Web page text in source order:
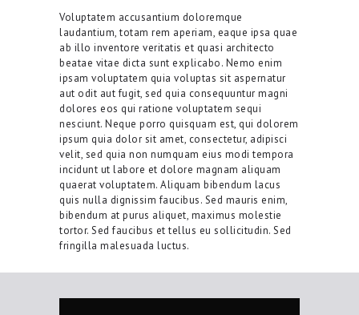
Voluptatem accusantium doloremque
laudantium, totam rem aperiam, eaque ipsa quae
ab illo inventore veritatis et quasi architecto
beatae vitae dicta sunt explicabo. Nemo enim
ipsam voluptatem quia voluptas sit aspernatur
aut odit aut fugit, sed quia consequuntur magni
dolores eos qui ratione voluptatem sequi
nesciunt. Neque porro quisquam est, qui dolorem
ipsum quia dolor sit amet, consectetur, adipisci
velit, sed quia non numquam eius modi tempora
incidunt ut labore et dolore magnam aliquam
quaerat voluptatem. Aliquam bibendum lacus
quis nulla dignissim faucibus. Sed mauris enim,
bibendum at purus aliquet, maximus molestie
tortor. Sed faucibus et tellus eu sollicitudin. Sed
fringilla malesuada luctus.